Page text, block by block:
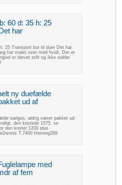
60 d: 35 h: 25
har
25 Transport bur til duer Det har
har malet over med hvidt. Der er
er blevet stift og ikke sidder
ny duefælde
ud af
sælges. aldrig været pakket ud
den kostede 1575. se
den koster 1200 plus
T.7400 Herning268
med
af fem